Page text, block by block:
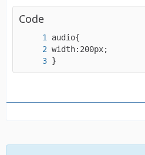
Code
}